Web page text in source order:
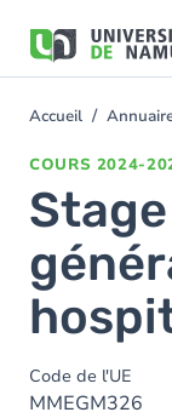
contenu
You
Accueil
COURS 2024-
Code de l'UE
MMEGM326